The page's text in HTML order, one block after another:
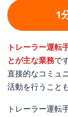
1
トレーラー運転
とが主な業務で
直接的なコミュ
活動を行うことも
トレーラー運転